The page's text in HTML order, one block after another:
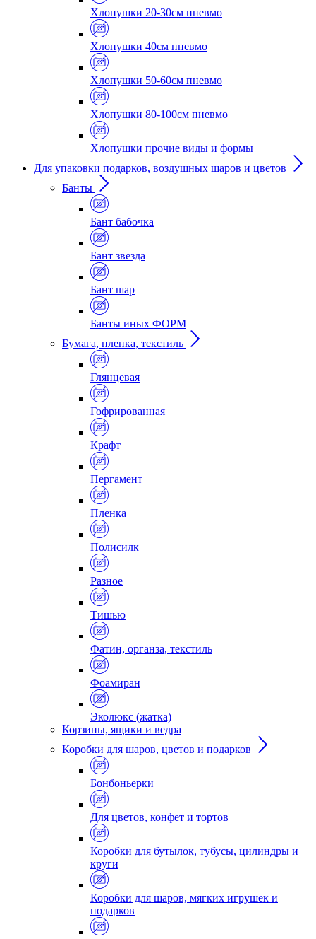
Хлопушки 20-30см пневмо
Хлопушки 40см пневмо
Хлопушки 50-60см пневмо
Хлопушки 80-100см пневмо
Хлопушки прочие виды и формы
Для упаковки подарков, воздушных шаров и цветов
Банты
Бант бабочка
Бант звезда
Бант шар
Банты иных ФОРМ
Бумага, пленка, текстиль
Глянцевая
Гофрированная
Крафт
Пергамент
Пленка
Полисилк
Разное
Тишью
Фатин, органза, текстиль
Фоамиран
Эколюкс (жатка)
Корзины, ящики и ведра
Коробки для шаров, цветов и подарков
Бонбоньерки
Для цветов, конфет и тортов
Коробки для бутылок, тубусы, цилиндры и
круги
Коробки для шаров, мягких игрушек и
подарков